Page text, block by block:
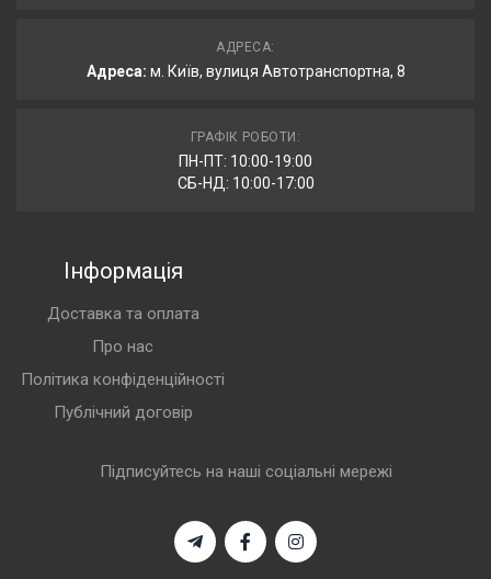
АДРЕСА:
Адреса: м. Київ, вулиця Автотранспортна, 8
ГРАФІК РОБОТИ:
ПН-ПТ: 10:00-19:00
СБ-НД: 10:00-17:00
Інформація
Доставка та оплата
Про нас
Політика конфіденційності
Публічний договір
Підписуйтесь на наші соціальні мережі